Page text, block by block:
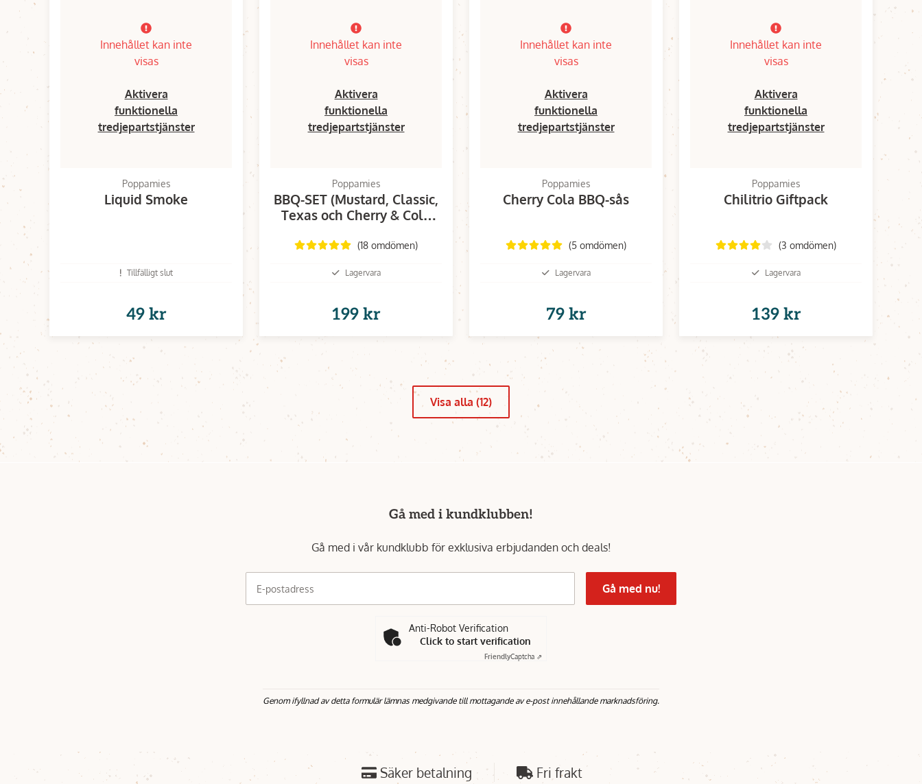
Innehållet kan inte
visas
Aktivera
funktionella
tredjepartstjänster
Poppamies
Liquid Smoke
Tillfälligt slut
49 kr
Innehållet kan inte
visas
Aktivera
funktionella
tredjepartstjänster
Poppamies
BBQ-SET (Mustard, Classic,
Texas och Cherry & Cola
(18 omdömen)
Lagervara
199 kr
Innehållet kan inte
visas
Aktivera
funktionella
tredjepartstjänster
Poppamies
Cherry Cola BBQ-sås
(5 omdömen)
Lagervara
79 kr
Innehållet kan inte
visas
Aktivera
funktionella
tredjepartstjänster
Poppamies
Chilitrio Giftpack
(3 omdömen)
Lagervara
139 kr
Visa alla (12)
Gå med i kundklubben!
Gå med i vår kundklubb för exklusiva erbjudanden och deals!
E-postadress Gå med nu!
Anti-Robot Verification
Click to start verification
FriendlyCaptcha ⇗
Genom ifyllnad av detta formulär lämnas medgivande till mottagande av e-post innehållande marknadsföring.
Säker betalning Fri frakt